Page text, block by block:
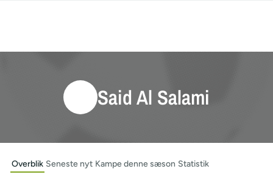
Said Al Salami
Overblik Seneste nyt Kampe denne sæson Statistik